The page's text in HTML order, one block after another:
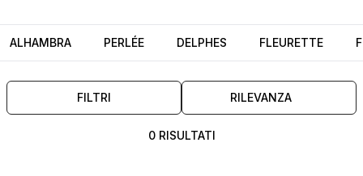
ALHAMBRA PERLÉE DELPHES FLEURETTE
FILTRI RILEVANZA
0 RISULTATI